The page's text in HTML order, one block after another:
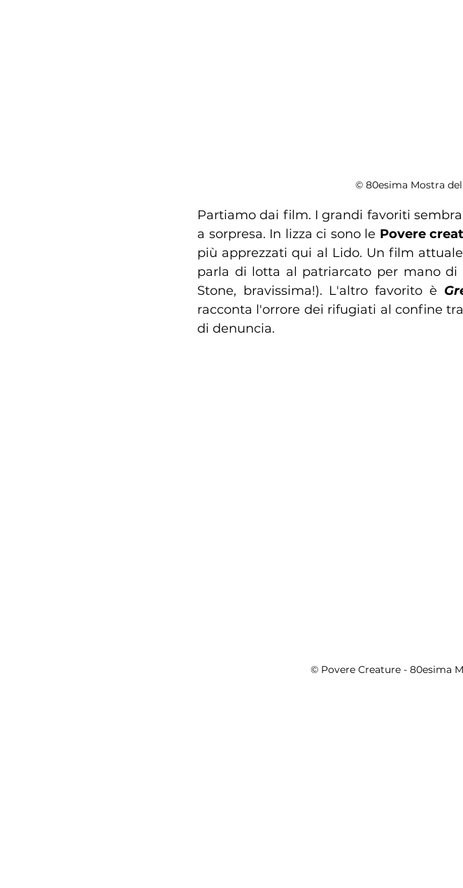
© 80esima Mostra
Partiamo dai film. I grandi favoriti
a sorpresa. In lizza ci sono le Povere
più apprezzati qui al Lido. Un film
parla di lotta al patriarcato per mano
Stone, bravissima!). L'altro favorito è
racconta l'orrore dei rifugiati al confine
di denuncia.
© Povere Creature - 80esima